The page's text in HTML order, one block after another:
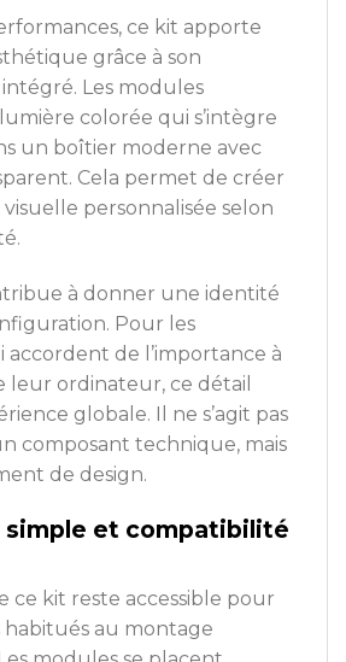
ce kit apporte
grâce à son
Les modules
colorée qui s’intègre
un boîtier moderne avec
Cela permet de créer
personnalisée selon
à donner une identité
Pour les
accordent de l’importance à
leur ordinateur, ce détail
globale. Il ne s’agit pas
composant technique, mais
de design.
et compatibilité
ce kit reste accessible pour
habitués au montage